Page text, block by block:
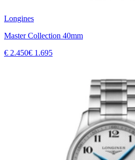
Longines
Master Collection 40mm
€ 2.450€ 1.695